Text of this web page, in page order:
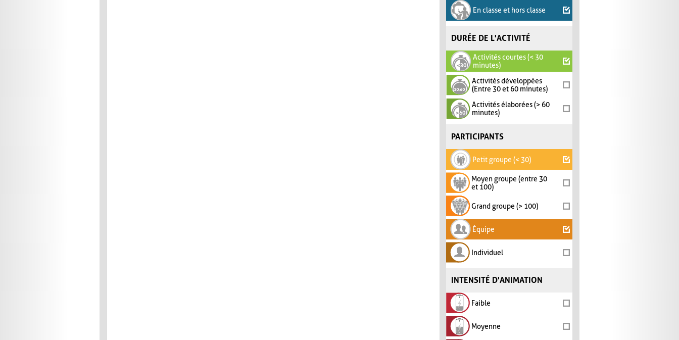
En classe et hors classe
DURÉE DE L'ACTIVITÉ
Activités courtes (< 30
minutes)
Activités développées
(Entre 30 et 60 minutes)
Activités élaborées (> 60
minutes)
PARTICIPANTS
Petit groupe (< 30)
Moyen groupe (entre 30
et 100)
Grand groupe (> 100)
Équipe
Individuel
INTENSITÉ D'ANIMATION
Faible
Moyenne